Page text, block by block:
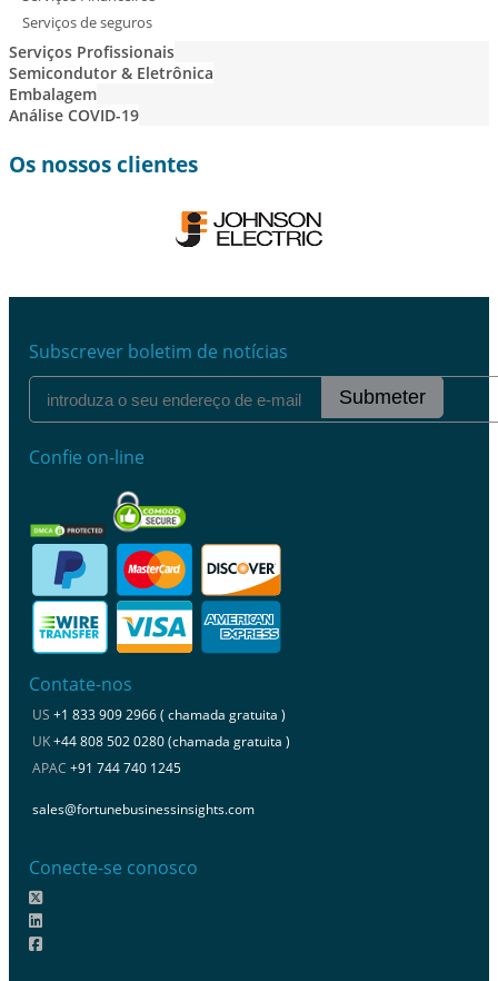
Serviços de seguros
Serviços Profissionais
Semicondutor & Eletrônica
Embalagem
Análise COVID-19
Os nossos clientes
Subscrever boletim de notícias
Submeter
Confie on-line
Contate-nos
US +1 833 909 2966 ( chamada gratuita )
UK+44 808 502 0280 (chamada gratuita )
APAC +91 744 740 1245
sales@fortunebusinessinsights.com
Conecte-se conosco